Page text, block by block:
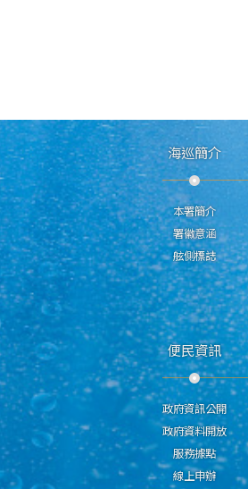
海巡簡介
本署簡介
署徽意涵
舷側標誌
便民資訊
政府資訊公開
政府資料開放
服務據點
線上申辦